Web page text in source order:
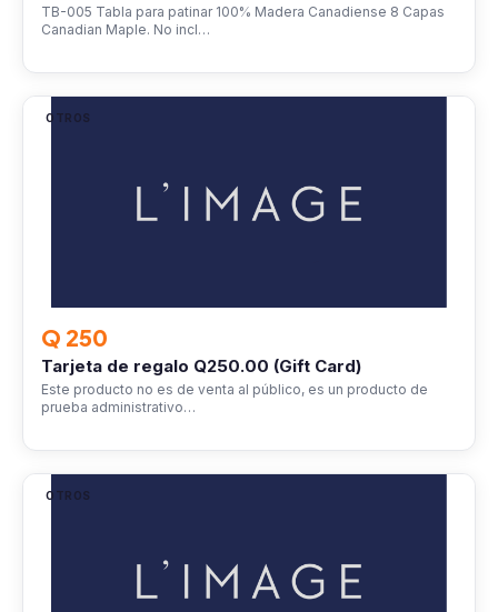
TB-005 Tabla para patinar 100% Madera Canadiense 8 Capas
Canadian Maple. No incl…
OTROS
Q 250
Tarjeta de regalo Q250.00 (Gift Card)
Este producto no es de venta al público, es un producto de
prueba administrativo…
OTROS